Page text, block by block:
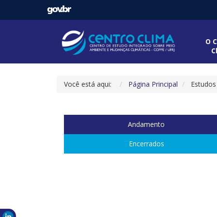
O
Você está aqui: Página Principal
Andamento
Encerrados